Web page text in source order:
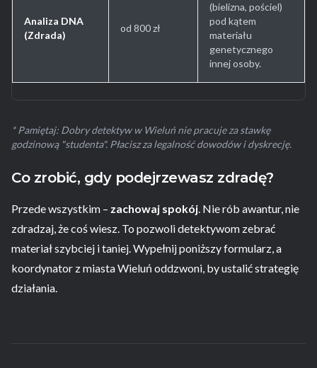
Analiza DNA
(Zdrada)
od 800 zł
(bielizna, pościel)
pod kątem
materiału
genetycznego
innej osoby.
* Pamiętaj: Dobry detektyw w Wieluń nie pracuje za stawkę
godzinową "studenta". Płacisz za legalność dowodów i dyskrecję.
Co zrobić, gdy podejrzewasz zdradę?
Przede wszystkim – zachowaj spokój. Nie rób awantur, nie
zdradzaj, że coś wiesz. To pozwoli detektywom zebrać
materiał szybciej i taniej. Wypełnij poniższy formularz, a
koordynator z miasta Wieluń oddzwoni, by ustalić strategię
działania.